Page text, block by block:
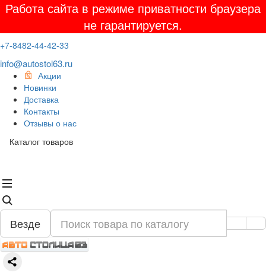
Работа сайта в режиме приватности браузера
не гарантируется.
+7-8482-44-42-33
info@autostol63.ru
Акции
Новинки
Доставка
Контакты
Отзывы о нас
Каталог товаров
Везде